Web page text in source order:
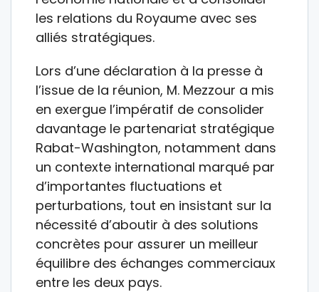
les relations du Royaume avec ses
alliés stratégiques.
Lors d’une déclaration à la presse à
l’issue de la réunion, M. Mezzour a mis
en exergue l’impératif de consolider
davantage le partenariat stratégique
Rabat-Washington, notamment dans
un contexte international marqué par
d’importantes fluctuations et
perturbations, tout en insistant sur la
nécessité d’aboutir à des solutions
concrètes pour assurer un meilleur
équilibre des échanges commerciaux
entre les deux pays.